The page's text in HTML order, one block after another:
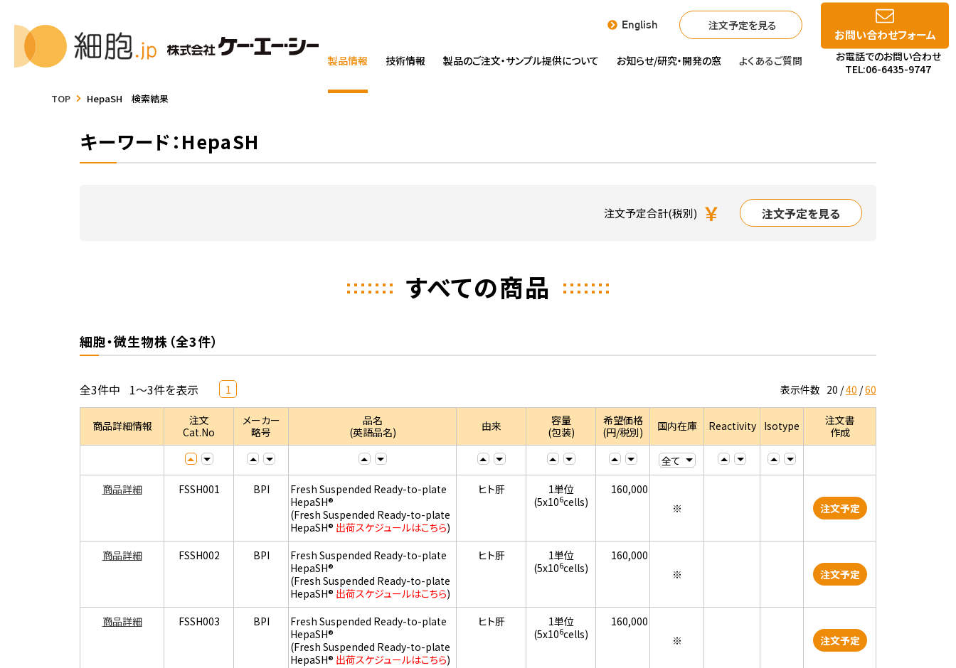
English 注文予定を見る
製品情報 技術情報 製品のご注文・サンプル提供について お知らせ/研究・開発の窓 よくあるご質問
お問い合わせフォーム
お電話でのお問い合わせ
TEL:06-6435-9747
TOP HepaSH 検索結果
キーワード：HepaSH
注文予定合計(税別) ￥ 注文予定を見る
すべての商品
細胞・微生物株（全3件）
全3件中 1～3件を表示 1 表示件数 20 40 60
商品詳細情報
注文
Cat.No
メーカー
略号
品名
(英語品名)
由来
容量
(包装)
希望価格
(円/税別)
国内在庫 Reactivity Isotype
注文書
作成
商品詳細 FSSH001 BPI
Fresh Suspended Ready-to-plate
HepaSH®
(Fresh Suspended Ready-to-plate
HepaSH® 出荷スケジュールはこちら)
ヒト肝
1単位
(5x106cells)
160,000
※
注文予定
商品詳細 FSSH002 BPI
Fresh Suspended Ready-to-plate
HepaSH®
(Fresh Suspended Ready-to-plate
HepaSH® 出荷スケジュールはこちら)
ヒト肝
1単位
(5x106cells)
160,000
※
注文予定
商品詳細 FSSH003 BPI
Fresh Suspended Ready-to-plate
HepaSH®
(Fresh Suspended Ready-to-plate
HepaSH® 出荷スケジュールはこちら)
ヒト肝
1単位
(5x106cells)
160,000
※
注文予定